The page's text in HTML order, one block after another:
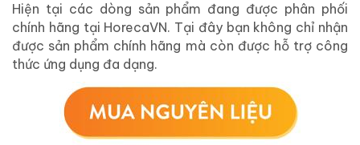
Hiện tại các dòng sản phẩm đang được phân phối
chính hãng tại HorecaVN. Tại đây bạn không chỉ nhận
được sản phẩm chính hãng mà còn được hỗ trợ công
thức ứng dụng đa dạng.